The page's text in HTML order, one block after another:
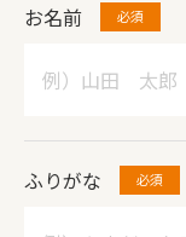
お名前
ふりがな